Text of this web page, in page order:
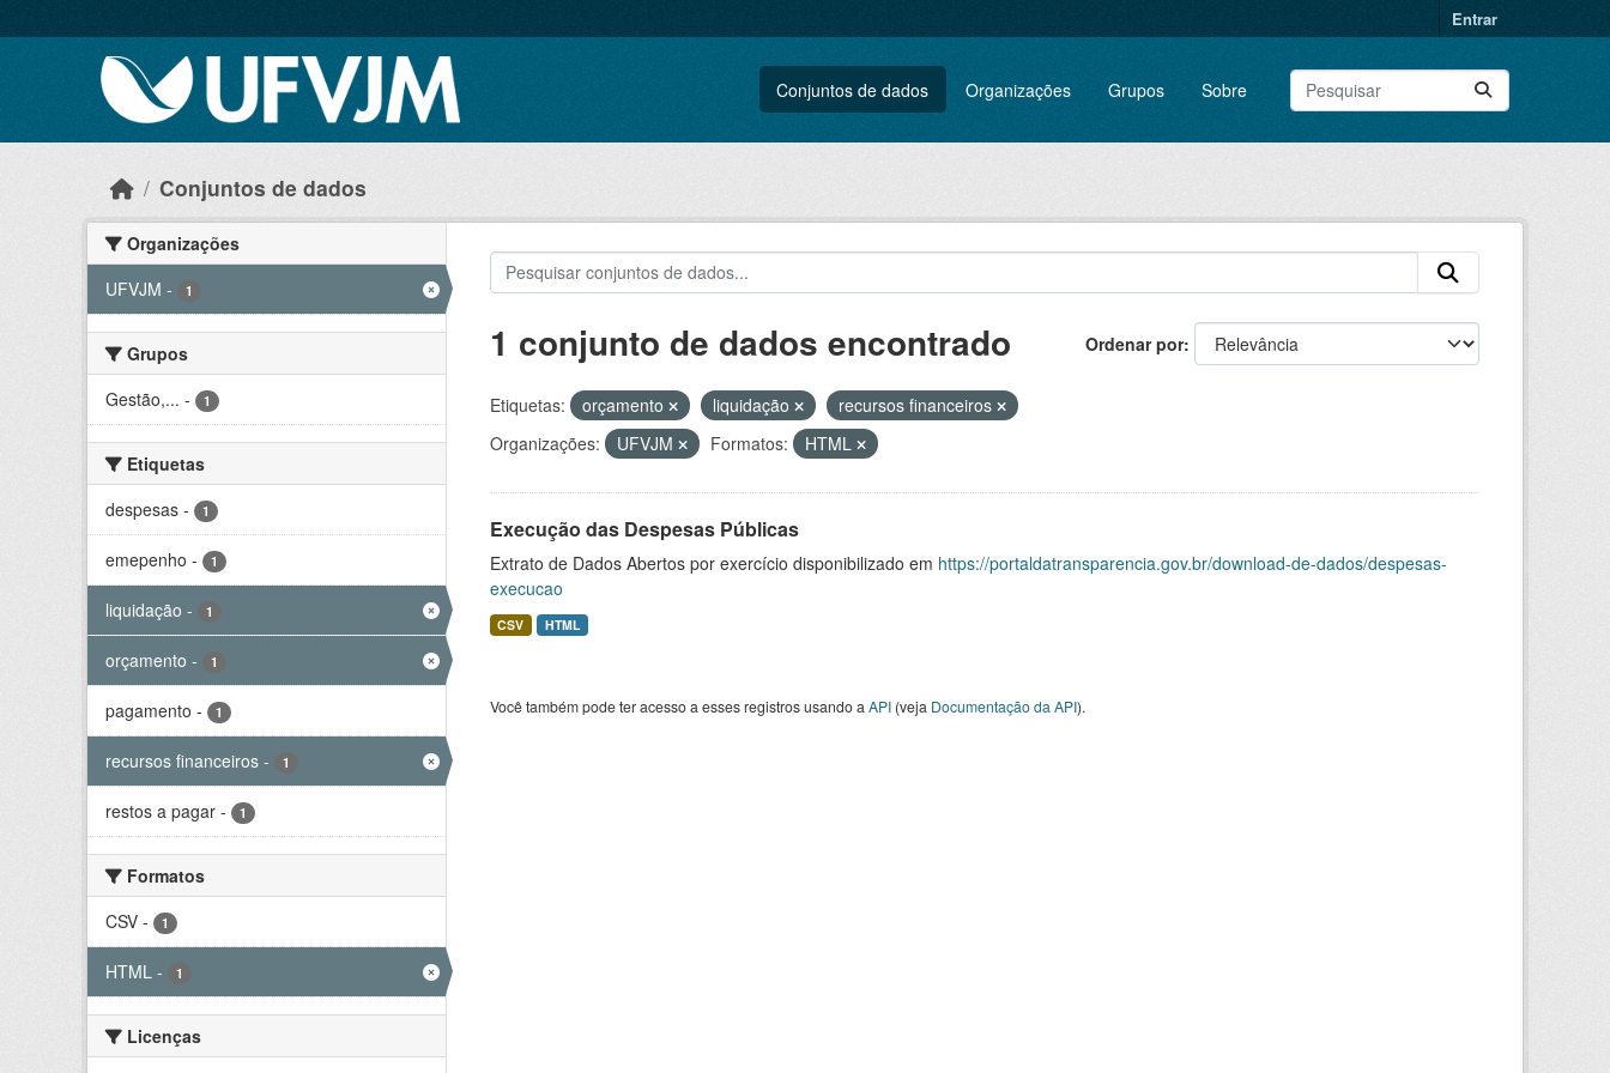
Entrar
Conjuntos de dados Organizações Grupos Sobre
Conjuntos de dados
Organizações
UFVJM - 1
Grupos
Gestão,... - 1
Etiquetas
despesas - 1
emepenho - 1
liquidação - 1
orçamento - 1
pagamento - 1
recursos financeiros - 1
restos a pagar - 1
Formatos
CSV - 1
HTML - 1
Licenças
Ordenar por
1 conjunto de dados encontrado
Etiquetas: orçamento liquidação
recursos financeiros
Organizações:
UFVJM Formatos: HTML
Execução das Despesas Públicas
Extrato de Dados Abertos por exercício disponibilizado em https://portaldatransparencia.gov.br/download-de-dados/despesas-
execucao
CSV HTML
Você também pode ter acesso a esses registros usando a API(veja Documentação da API).